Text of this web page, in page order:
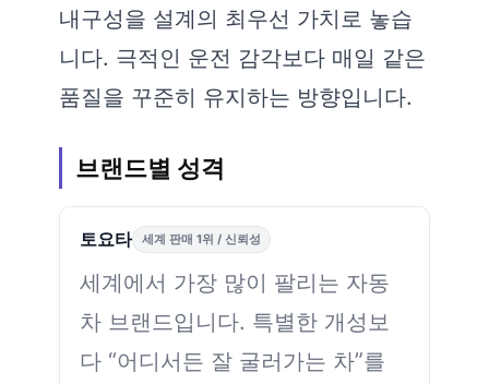
내구성을 설계의 최우선 가치로 놓습
니다. 극적인 운전 감각보다 매일 같은
품질을 꾸준히 유지하는 방향입니다.
브랜드별 성격
토요타 세계 판매 1위 / 신뢰성
세계에서 가장 많이 팔리는 자동
차 브랜드입니다. 특별한 개성보
다 “어디서든 잘 굴러가는 차”를